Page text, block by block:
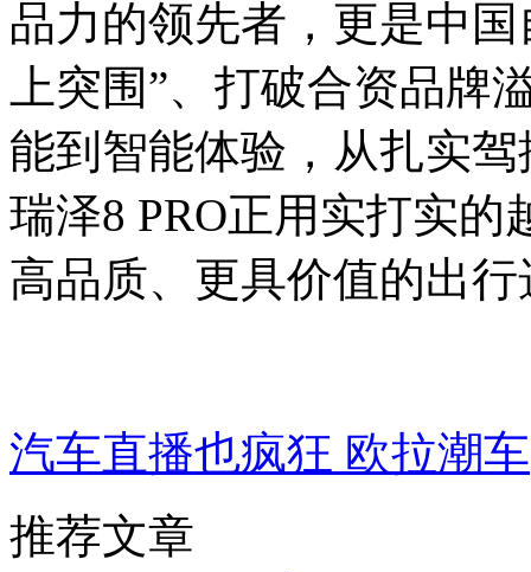
品力的领先者，更是中
上突围”、打破合资品牌
能到智能体验，从扎实
瑞泽8 PRO正用实打实
高品质、更具价值的出行
汽车直播也疯狂 欧拉潮车
推荐文章